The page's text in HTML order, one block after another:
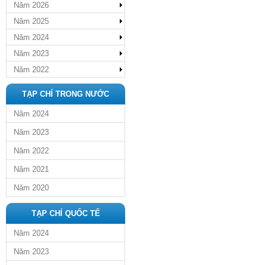
Năm 2026
Năm 2025
Năm 2024
Năm 2023
Năm 2022
TẠP CHÍ TRONG NƯỚC
Năm 2024
Năm 2023
Năm 2022
Năm 2021
Năm 2020
TẠP CHÍ QUỐC TẾ
Năm 2024
Năm 2023